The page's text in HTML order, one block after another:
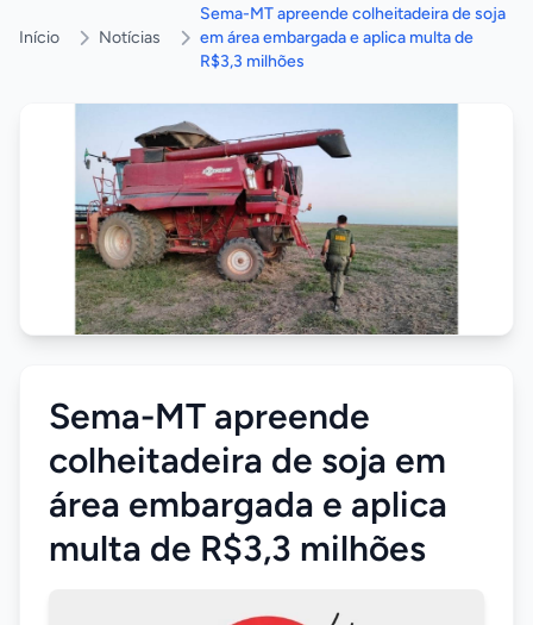
Início Notícias
Sema-MT apreende colheitadeira de soja
em área embargada e aplica multa de
R$3,3 milhões
Sema-MT apreende
colheitadeira de soja em
área embargada e aplica
multa de R$3,3 milhões